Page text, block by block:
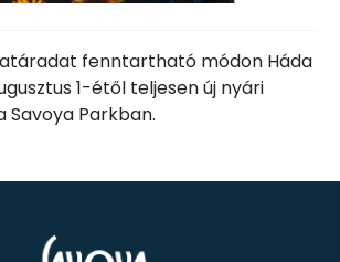
fenntartható módon Háda
1-étől teljesen új nyári
Savoya Parkban.